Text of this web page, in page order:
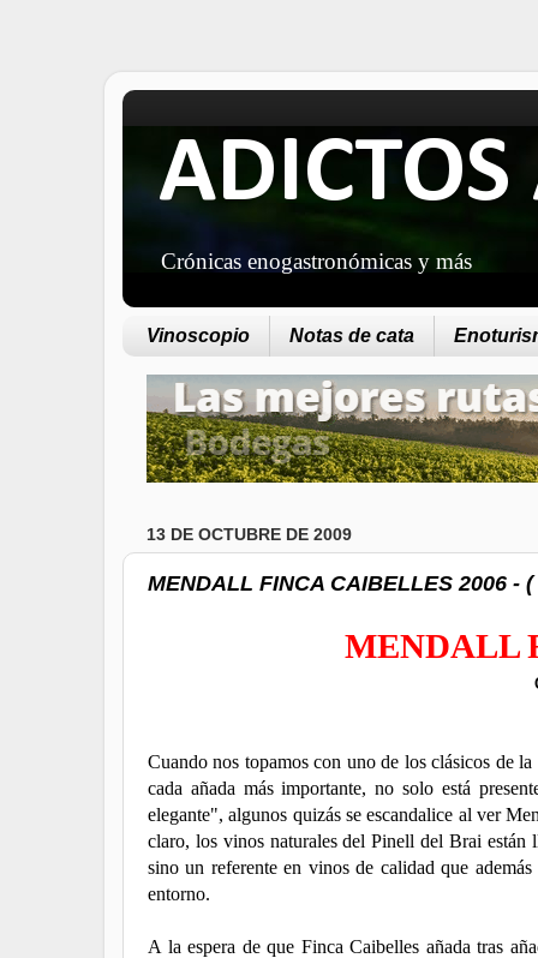
Crónicas enogastronómicas y más
Vinoscopio Notas de cata
13 DE OCTUBRE DE 2009
MENDALL FINCA CAIBELLES 2006
MENDALL
Cuando nos topamos con uno de los clásicos de
cada añada más importante, no solo está
elegante", algunos quizás se escandalice al ver
claro, los vinos naturales del Pinell del Brai están
sino un referente en vinos de calidad que
entorno.
A la espera de que Finca Caibelles añada tras